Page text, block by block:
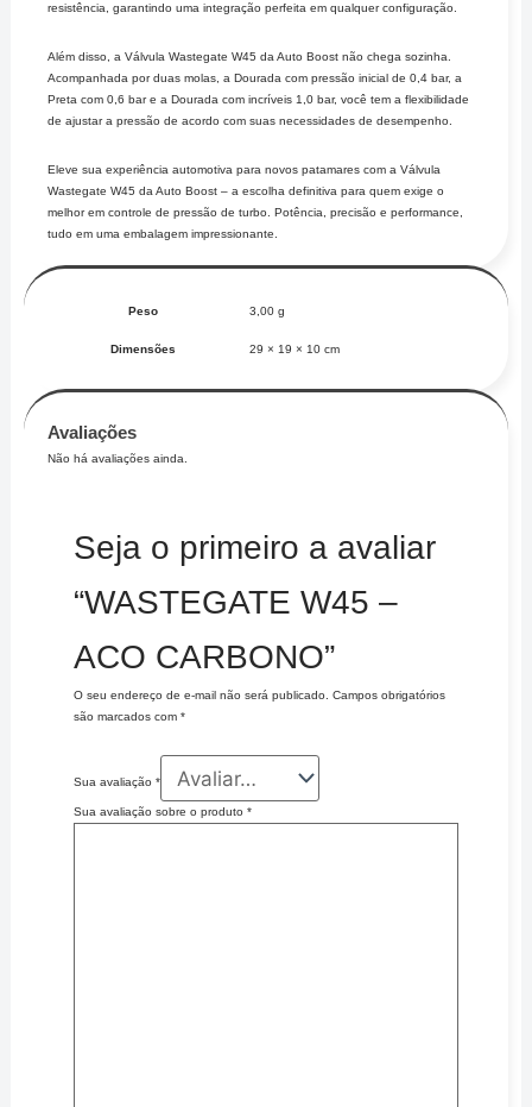
resistência, garantindo uma integração perfeita em qualquer configuração.
Além disso, a Válvula Wastegate W45 da Auto Boost não chega sozinha.
Acompanhada por duas molas, a Dourada com pressão inicial de 0,4 bar, a
Preta com 0,6 bar e a Dourada com incríveis 1,0 bar, você tem a flexibilidade
de ajustar a pressão de acordo com suas necessidades de desempenho.
Eleve sua experiência automotiva para novos patamares com a Válvula
Wastegate W45 da Auto Boost – a escolha definitiva para quem exige o
melhor em controle de pressão de turbo. Potência, precisão e performance,
tudo em uma embalagem impressionante.
Peso 3,00 g
Dimensões 29 × 19 × 10 cm
Avaliações
Não há avaliações ainda.
Seja o primeiro a avaliar
“WASTEGATE W45 –
ACO CARBONO”
O seu endereço de e-mail não será publicado. Campos obrigatórios
são marcados com *
Sua avaliação *
Sua avaliação sobre o produto *